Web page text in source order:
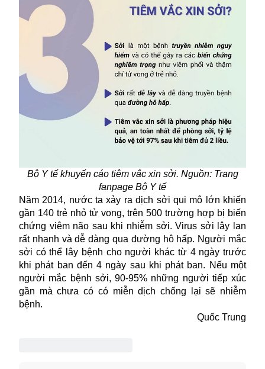
Bộ Y tế khuyến cáo tiêm vắc xin sởi. Nguồn: Trang
fanpage Bộ Y tế
Năm 2014, nước ta xảy ra dịch sởi qui mô lớn khiến
gần 140 trẻ nhỏ tử vong, trên 500 trường hợp bị biến
chứng viêm não sau khi nhiễm sởi. Virus sởi lây lan
rất nhanh và dễ dàng qua đường hô hấp. Người mắc
sởi có thể lây bệnh cho người khác từ 4 ngày trước
khi phát ban đến 4 ngày sau khi phát ban. Nếu một
người mắc bệnh sởi, 90-95% những người tiếp xúc
gần mà chưa có có miễn dịch chống lại sẽ nhiễm
bệnh.
Quốc Trung